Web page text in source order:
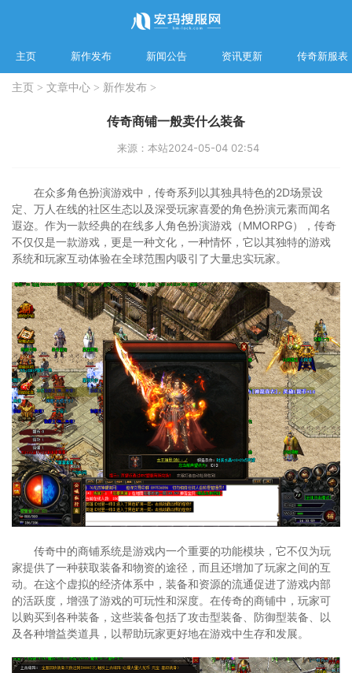
主页 新作发布 新闻公告 资讯更新 传奇新服表
主页 > 文章中心 > 新作发布 >
传奇商铺一般卖什么装备
来源：本站2024-05-04 02:54
在众多角色扮演游戏中，传奇系列以其独具特色的2D场景设
定、万人在线的社区生态以及深受玩家喜爱的角色扮演元素而闻名
遐迩。作为一款经典的在线多人角色扮演游戏（MMORPG），传奇
不仅仅是一款游戏，更是一种文化，一种情怀，它以其独特的游戏
系统和玩家互动体验在全球范围内吸引了大量忠实玩家。
传奇中的商铺系统是游戏内一个重要的功能模块，它不仅为玩
家提供了一种获取装备和物资的途径，而且还增加了玩家之间的互
动。在这个虚拟的经济体系中，装备和资源的流通促进了游戏内部
的活跃度，增强了游戏的可玩性和深度。在传奇的商铺中，玩家可
以购买到各种装备，这些装备包括了攻击型装备、防御型装备、以
及各种增益类道具，以帮助玩家更好地在游戏中生存和发展。